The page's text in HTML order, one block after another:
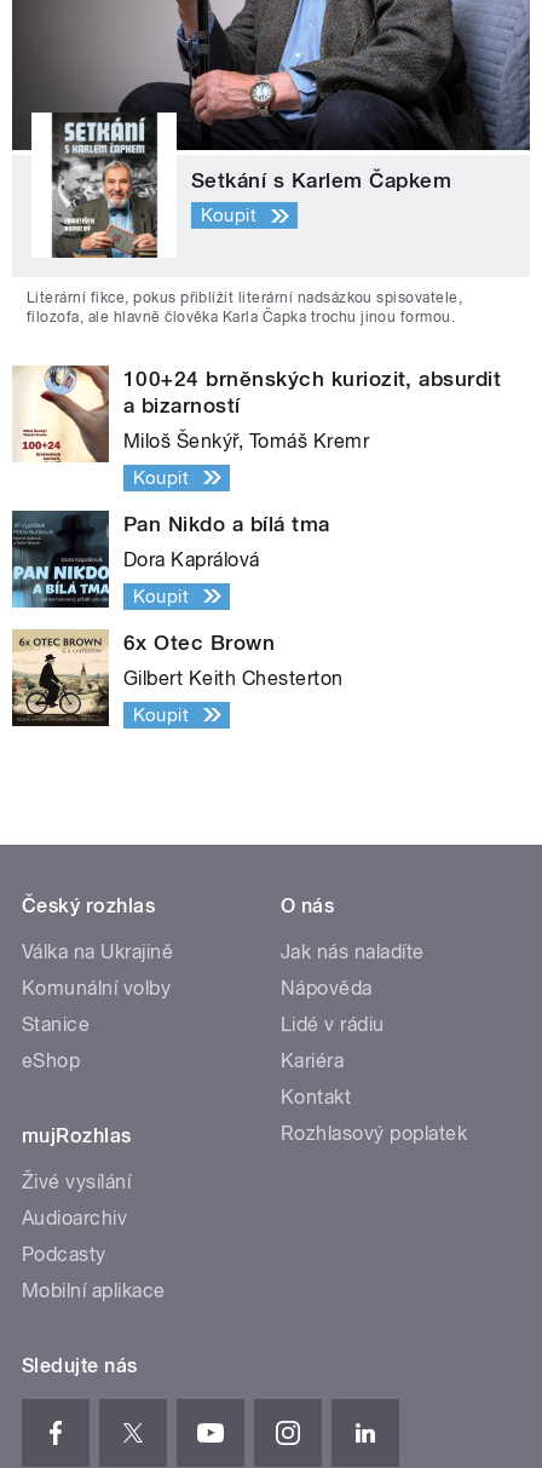
Setkání s Karlem Čapkem
Koupit
Literární fikce, pokus přiblížit literární nadsázkou spisovatele,
filozofa, ale hlavně člověka Karla Čapka trochu jinou formou.
100+24 brněnských kuriozit, absurdit
a bizarností
Miloš Šenkýř, Tomáš Kremr
Koupit
Pan Nikdo a bílá tma
Dora Kaprálová
Koupit
6x Otec Brown
Gilbert Keith Chesterton
Koupit
Český rozhlas
Válka na Ukrajině
Komunální volby
Stanice
eShop
mujRozhlas
Živé vysílání
Audioarchiv
Podcasty
Mobilní aplikace
O nás
Jak nás naladíte
Nápověda
Lidé v rádiu
Kariéra
Kontakt
Rozhlasový poplatek
Sledujte nás